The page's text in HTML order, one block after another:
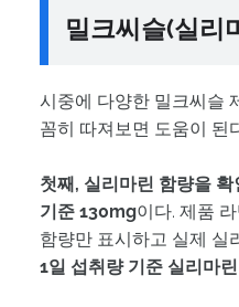
밀크씨슬(실리
시중에 다양한 밀크씨슬
꼼히 따져보면 도움이 된
첫째, 실리마린 함량을 확
기준 130mg이다. 제품
함량만 표시하고 실제 실
1일 섭취량 기준 실리마